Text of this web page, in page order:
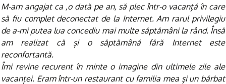
M-am angajat ca ,o dată pe an, să plec într-o vacanță în care
să fiu complet deconectat de la Internet. Am rarul privilegiu
de a-mi putea lua concediu mai multe săptămâni la rând. Însă
am realizat că și o săptămână fără Internet este
reconfortantă.
Îmi revine recurent în minte o imagine din ultimele zile ale
vacanței. Eram într-un restaurant cu familia mea și un bărbat